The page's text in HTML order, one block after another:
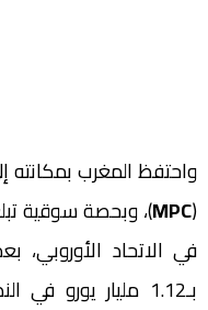
واحتفظ المغرب بمكانته
(
MPC
في الاتحاد الأوروبي،